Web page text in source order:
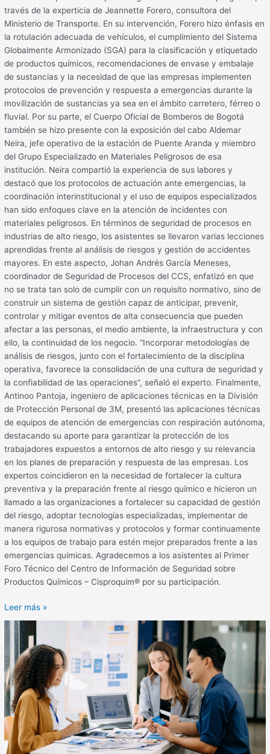
través de la experticia de Jeannette Forero, consultora del
Ministerio de Transporte. En su intervención, Forero hizo énfasis en
la rotulación adecuada de vehículos, el cumplimiento del Sistema
Globalmente Armonizado (SGA) para la clasificación y etiquetado
de productos químicos, recomendaciones de envase y embalaje
de sustancias y la necesidad de que las empresas implementen
protocolos de prevención y respuesta a emergencias durante la
movilización de sustancias ya sea en el ámbito carretero, férreo o
fluvial. Por su parte, el Cuerpo Oficial de Bomberos de Bogotá
también se hizo presente con la exposición del cabo Aldemar
Neira, jefe operativo de la estación de Puente Aranda y miembro
del Grupo Especializado en Materiales Peligrosos de esa
institución. Neira compartió la experiencia de sus labores y
destacó que los protocolos de actuación ante emergencias, la
coordinación interinstitucional y el uso de equipos especializados
han sido enfoques clave en la atención de incidentes con
materiales peligrosos. En términos de seguridad de procesos en
industrias de alto riesgo, los asistentes se llevaron varias lecciones
aprendidas frente al análisis de riesgos y gestión de accidentes
mayores. En este aspecto, Johan Andrés García Meneses,
coordinador de Seguridad de Procesos del CCS, enfatizó en que
no se trata tan solo de cumplir con un requisito normativo, sino de
construir un sistema de gestión capaz de anticipar, prevenir,
controlar y mitigar eventos de alta consecuencia que pueden
afectar a las personas, el medio ambiente, la infraestructura y con
ello, la continuidad de los negocio. “Incorporar metodologías de
análisis de riesgos, junto con el fortalecimiento de la disciplina
operativa, favorece la consolidación de una cultura de seguridad y
la confiabilidad de las operaciones”, señaló el experto. Finalmente,
Antinoo Pantoja, ingeniero de aplicaciones técnicas en la División
de Protección Personal de 3M, presentó las aplicaciones técnicas
de equipos de atención de emergencias con respiración autónoma,
destacando su aporte para garantizar la protección de los
trabajadores expuestos a entornos de alto riesgo y su relevancia
en los planes de preparación y respuesta de las empresas. Los
expertos coincidieron en la necesidad de fortalecer la cultura
preventiva y la preparación frente al riesgo químico e hicieron un
llamado a las organizaciones a fortalecer su capacidad de gestión
del riesgo, adoptar tecnologías especializadas, implementar de
manera rigurosa normativas y protocolos y formar continuamente
a los equipos de trabajo para estén mejor preparados frente a las
emergencias químicas. Agradecemos a los asistentes al Primer
Foro Técnico del Centro de Información de Seguridad sobre
Productos Químicos – Cisproquim® por su participación.
Leer más »
avanza
en
la
indexación
de
su
revista
especializada